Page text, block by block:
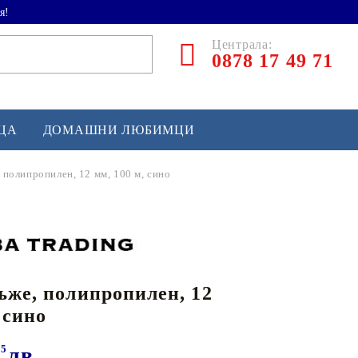
Централа:
0878 17 49 71
и софтбол
и лакрос
спортно оборудване
ДОМАШНИ ЛЮБИМЦИ
полипропилен, 12 мм, 100 м, сино
полипропилен, 12